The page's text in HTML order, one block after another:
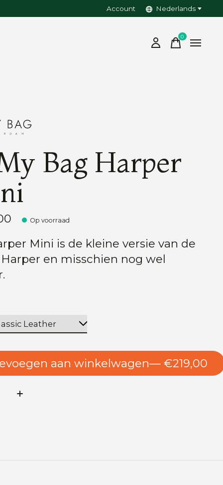
Account Nederlands
0items
Bag Harper
Op voorraad
Mini is de kleine versie van de
en misschien nog wel
aan winkelwagen
— €219,00